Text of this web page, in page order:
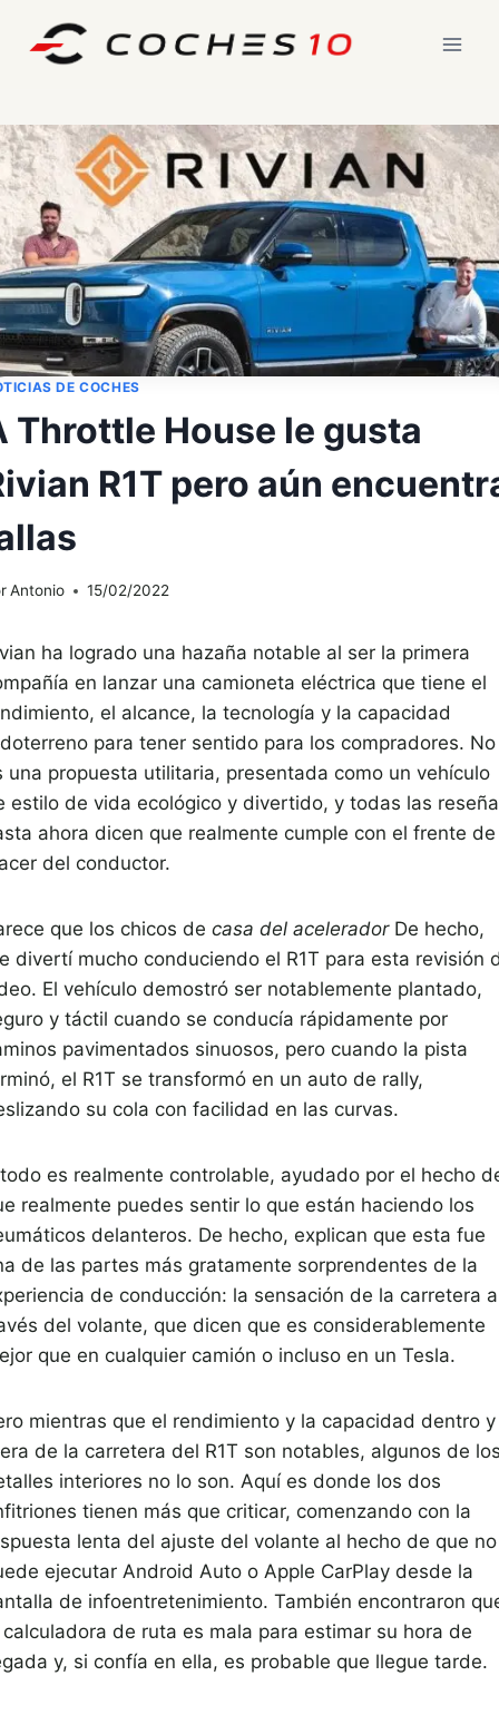
DE COCHES
Throttle House le gusta
R1T pero aún
Antonio 15/02/2022
ha logrado una hazaña notable al ser la primera
en lanzar una camioneta eléctrica que tiene el
el alcance, la tecnología y la capacidad
para tener sentido para los compradores. No
una propuesta utilitaria, presentada como un vehículo
estilo de vida ecológico y divertido, y todas las
ahora dicen que realmente cumple con el frente de
del conductor.
que los chicos de casa del aceleradorDe hecho,
divertí mucho conduciendo el R1T para esta revisión
El vehículo demostró ser notablemente plantado,
y táctil cuando se conducía rápidamente por
pavimentados sinuosos, pero cuando la pista
el R1T se transformó en un auto de rally,
su cola con facilidad en las curvas.
es realmente controlable, ayudado por el hecho
realmente puedes sentir lo que están haciendo los
delanteros. De hecho, explican que esta fue
de las partes más gratamente sorprendentes de la
de conducción: la sensación de la carretera a
del volante, que dicen que es considerablemente
que en cualquier camión o incluso en un Tesla.
mientras que el rendimiento y la capacidad dentro y
de la carretera del R1T son notables, algunos de
interiores no lo son. Aquí es donde los dos
tienen más que criticar, comenzando con la
lenta del ajuste del volante al hecho de que no
ejecutar Android Auto o Apple CarPlay desde la
de infoentretenimiento. También encontraron
de ruta es mala para estimar su hora de
y, si confía en ella, es probable que llegue tarde.